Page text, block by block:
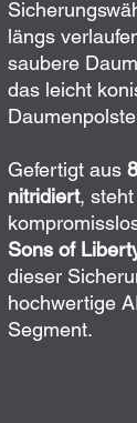
längs
saubere
das leicht
Gefertigt aus
nitridiert,
Sons of
dieser
hochwertige
Segment.